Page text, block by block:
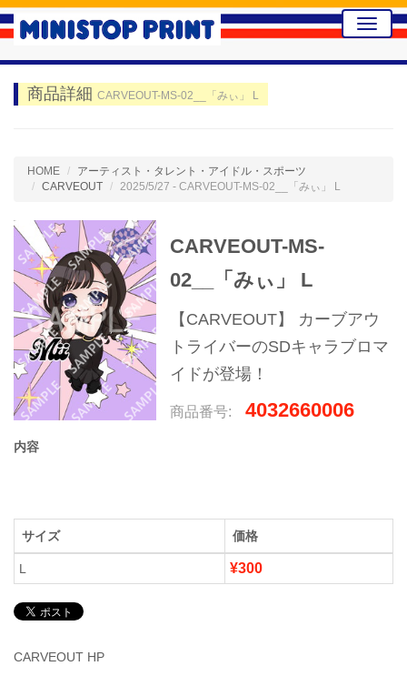
Toggle
商品詳細 CARVEOUT-MS-02__「みぃ」 L
HOME
アーティスト・タレント・アイドル・スポーツ
CARVEOUT
2025/5/27 - CARVEOUT-MS-02__「みぃ」 L
CARVEOUT-MS-
02__「みぃ」 L
【CARVEOUT】 カーブアウ
トライバーのSDキャラブロマ
イドが登場！
商品番号: 4032660006
内容
サイズ 価格
L ¥300
CARVEOUT HP